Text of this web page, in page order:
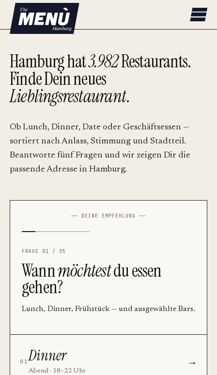
Hamburg hat3.982Restaurants.
Finde Dein neues
Lieblingsrestaurant.
Ob Lunch, Dinner, Date oder Geschäftsessen —
sortiert nach Anlass, Stimmung und Stadtteil.
Beantworte fünf Fragen und wir zeigen Dir die
passende Adresse in Hamburg.
── DEINE EMPFEHLUNG ──
FRAGE 01 / 05
Wannmöchtestdu essen
gehen?
Lunch, Dinner, Frühstück — und ausgewählte Bars.
01Dinner
Abend · 18–22 Uhr
→